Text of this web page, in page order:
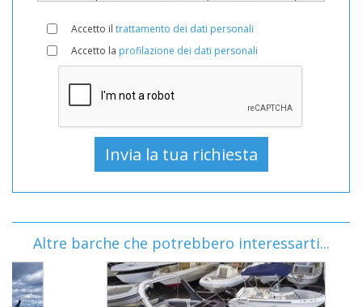
Accetto il trattamento dei dati personali
Accetto la profilazione dei dati personali
Altre barche che potrebbero interessarti...